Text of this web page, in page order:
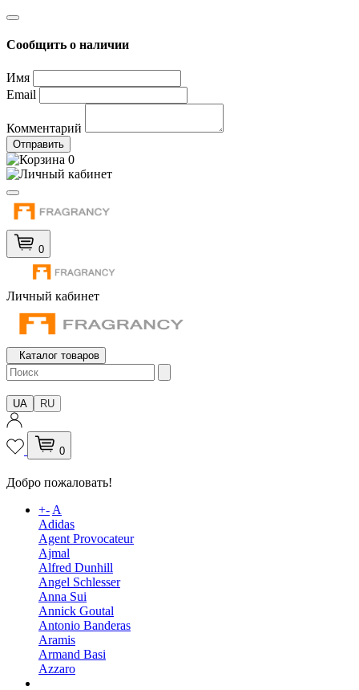
Сообщить о наличии
Имя
Email
Комментарий
Отправить
0
0
Личный кабинет
Каталог товаров
UA RU
0
Добро пожаловать!
+-A
Adidas
Agent Provocateur
Ajmal
Alfred Dunhill
Angel Schlesser
Anna Sui
Annick Goutal
Antonio Banderas
Aramis
Armand Basi
Azzaro